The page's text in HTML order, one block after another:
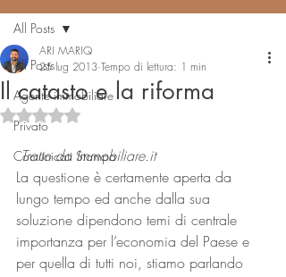
All Posts
Agente immobiliare
Privato
Comunicati Stampa
All Posts
Il catasto e la riforma
ARI MARIQ
25 lug 2013 Tempo di lettura: 1 min
Valutazione NaN stelle su 5.
Tratto da Immobiliare.it
La questione è certamente aperta da
lungo tempo ed anche dalla sua
soluzione dipendono temi di centrale
importanza per l’economia del Paese e
per quella di tutti noi, stiamo parlando